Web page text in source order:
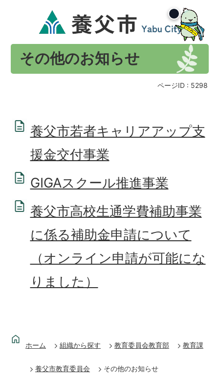
その他のお知らせ
ページID : 5298
養父市若者キャリアアップ支
援金交付事業
GIGAスクール推進事業
養父市高校生通学費補助事業
に係る補助金申請について
（オンライン申請が可能にな
りました）
ホーム 組織から探す 教育委員会教育部 教育課
養父市教育委員会 その他のお知らせ